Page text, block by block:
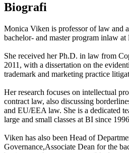
Biografi
Monica Viken is professor of law and
bachelor- and master program inlaw at
She received her Ph.D. in law from
2011, with a dissertation on the
trademark and marketing practice
Her research focuses on intellectual
contract law, also discussing
and EU/EEA law. She is a dedicated
large and small classes at BI since
Viken has also been Head of
Governance,Associate Dean for the